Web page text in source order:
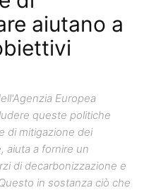
aiutano a
Europea
queste politiche
di mitigazione dei
aiuta a fornire un
di decarbonizzazione e
in sostanza ciò che